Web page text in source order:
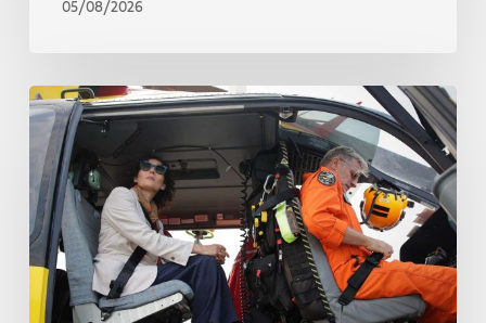
05/08/2026
La
Commissaire
Hadja
Lahbib
en
Gironde
pour
témoigner
de